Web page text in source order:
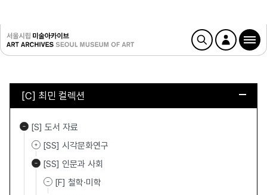
[C] 최민 컬렉션
[S] 도서 자료
[SS] 시각문화연구
[SS] 인문과 사회
[F] 철학·미학